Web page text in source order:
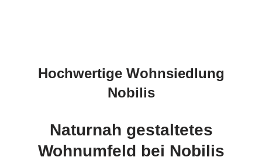
Hochwertige Wohnsiedlung
Nobilis
Naturnah gestaltetes
Wohnumfeld bei Nobilis